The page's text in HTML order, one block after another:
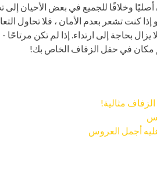
وخلافًا للجميع في بعض الأحيان
كنت تشعر بعدم الأمان ، فلا تحاول
يزال بحاجة إلى ارتداء. إذا لم تكن
مكان في حفل الزفاف الخاص بك!
مثالية!
أجمل العروس